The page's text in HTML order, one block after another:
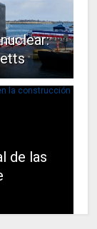
de las